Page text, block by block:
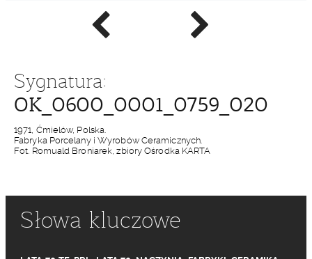
Poprzednie
zdjęcie
Następne
zdjęcie
Sygnatura:
OK_0600_0001_0759_020
1971, Ćmielów, Polska.
Fabryka Porcelany i Wyrobów Ceramicznych.
Fot. Romuald Broniarek, zbiory Ośrodka KARTA
Słowa kluczowe